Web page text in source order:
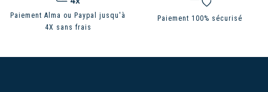
Paiement Alma ou Paypal jusqu'à
4X sans frais
Paiement 100% sécurisé